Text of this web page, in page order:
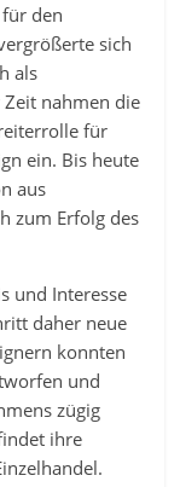
den
sich
als
nahmen die
für
ein. Bis heute
aus
zum Erfolg des
und Interesse
daher neue
konnten
und
zügig
ihre